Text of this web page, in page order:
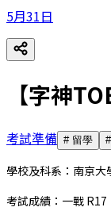
5月31日
【字神
考試準備 # 留學 #
學校及科系：南京大
考試成績：一戰 R17